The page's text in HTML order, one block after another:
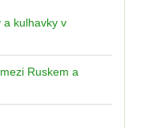
a kulhavky v
Ruskem a